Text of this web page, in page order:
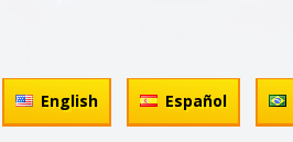
English Español